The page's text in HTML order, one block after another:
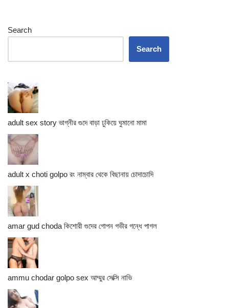
Search
Search
adult sex story ভাগ্নীর গুদে বাড়া ঢুকিয়ে ঘুমানো মামা
adult x choti golpo রং নাম্বার থেকে বিছানায় চোদাচোদি
amar gud choda কিশোরী গুদের গোপন গভীর গন্ধে পাগল
ammu chodar golpo sex আম্মুর সেক্সি নাভি